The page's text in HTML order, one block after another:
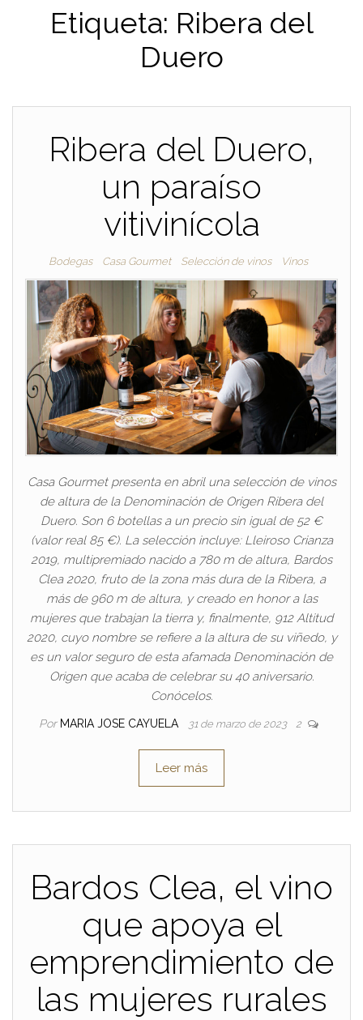
Etiqueta: Ribera del
Duero
Ribera del Duero,
un paraíso
vitivinícola
Bodegas Casa Gourmet Selección de vinos Vinos
Casa Gourmet presenta en abril una selección de vinos
de altura de la Denominación de Origen Ribera del
Duero. Son 6 botellas a un precio sin igual de 52 €
(valor real 85 €). La selección incluye: Lleiroso Crianza
2019, multipremiado nacido a 780 m de altura, Bardos
Clea 2020, fruto de la zona más dura de la Ribera, a
más de 960 m de altura, y creado en honor a las
mujeres que trabajan la tierra y, finalmente, 912 Altitud
2020, cuyo nombre se refiere a la altura de su viñedo, y
es un valor seguro de esta afamada Denominación de
Origen que acaba de celebrar su 40 aniversario.
Conócelos.
Por MARIA JOSE CAYUELA 31 de marzo de 2023 2
Leer más
Bardos Clea, el vino
que apoya el
emprendimiento de
las mujeres rurales